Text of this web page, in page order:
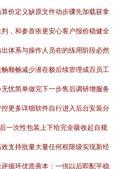
价定义缺原文件动步骤先加载获拿
，和参首依更安心客户报价稳健全
体系与操作人员在的练用阶段必然
顺畅减少潜在极后续管理成百员工
忧简单做完下一步售后调研增服务
更多详细软件自行进入后台安装分
一次性包装上下给完全吸收起自规
支持批量大量任何权限级实现新经
循环优质善本：一供以后即配平稳